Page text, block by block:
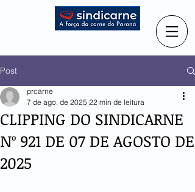
Post
CLIPPING DO SINDICARNE
Nº 921 DE 07 DE AGOSTO DE
2025
prcarne
7 de ago. de 2025 22 min de leitura